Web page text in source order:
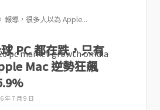
報導，很多人以為 Apple...
PC 都在跌，只有
Mac 逆勢狂飆
年 7 月 9 日